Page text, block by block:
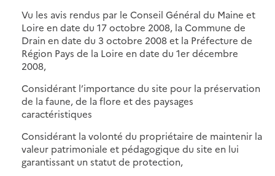
Vu les avis rendus par le Conseil Général du Maine et
Loire en date du 17 octobre 2008, la Commune de
Drain en date du 3 octobre 2008 et la Préfecture de
Région Pays de la Loire en date du 1er décembre
2008,
Considérant l’importance du site pour la préservation
de la faune, de la flore et des paysages
caractéristiques
Considérant la volonté du propriétaire de maintenir la
valeur patrimoniale et pédagogique du site en lui
garantissant un statut de protection,